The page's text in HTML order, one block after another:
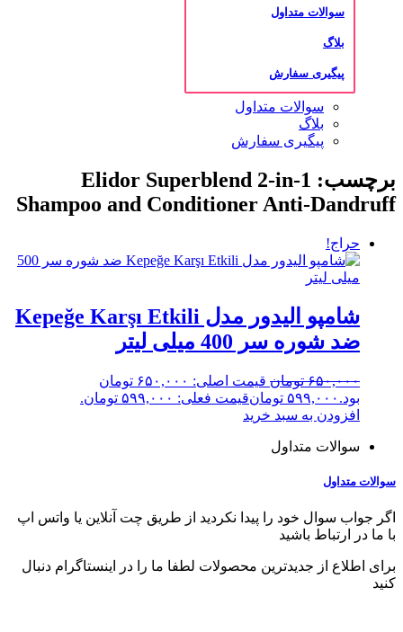
سوالات متداول
بلاگ
پیگیری سفارش
سوالات متداول
بلاگ
پیگیری سفارش
برچسب: Elidor Superblend 2-in-1
Shampoo and Conditioner Anti-Dandruff
حراج!
شامپو الیدور مدل Kepeğe Karşı Etkili
ضد شوره سر 400 میلی لیتر
۶۵۰,۰۰۰ تومان
قیمت اصلی: ۶۵۰,۰۰۰ تومان
بود. ۵۹۹,۰۰۰ تومانقیمت فعلی: ۵۹۹,۰۰۰ تومان.
افزودن به سبد خرید
سوالات متداول
سوالات متداول
اگر جواب سوال خود را پیدا نکردید از طریق چت آنلاین یا واتس اپ
با ما در ارتباط باشید
برای اطلاع از جدیدترین محصولات لطفا ما را در اینستاگرام دنبال
کنید